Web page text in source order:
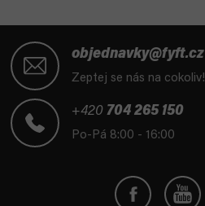
objednavky@fyft.cz
Zeptej se nás na cokoliv!
+420 704 265 150
Po-Pá 8:00 - 16:00